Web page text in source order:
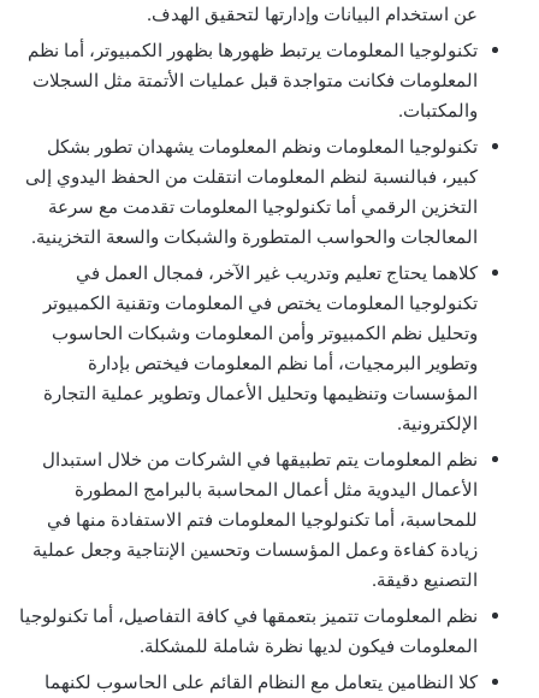
عن استخدام البيانات وإدارتها لتحقيق الهدف.
تكنولوجيا المعلومات يرتبط ظهورها بظهور الكمبيوتر، أما نظم
المعلومات فكانت متواجدة قبل عمليات الأتمتة مثل السجلات
والمكتبات.
تكنولوجيا المعلومات ونظم المعلومات يشهدان تطور بشكل
كبير، فبالنسبة لنظم المعلومات انتقلت من الحفظ اليدوي إلى
التخزين الرقمي أما تكنولوجيا المعلومات تقدمت مع سرعة
المعالجات والحواسب المتطورة والشبكات والسعة التخزينية.
كلاهما يحتاج تعليم وتدريب غير الآخر، فمجال العمل في
تكنولوجيا المعلومات يختص في المعلومات وتقنية الكمبيوتر
وتحليل نظم الكمبيوتر وأمن المعلومات وشبكات الحاسوب
وتطوير البرمجيات، أما نظم المعلومات فيختص بإدارة
المؤسسات وتنظيمها وتحليل الأعمال وتطوير عملية التجارة
الإلكترونية.
نظم المعلومات يتم تطبيقها في الشركات من خلال استبدال
الأعمال اليدوية مثل أعمال المحاسبة بالبرامج المطورة
للمحاسبة، أما تكنولوجيا المعلومات فتم الاستفادة منها في
زيادة كفاءة وعمل المؤسسات وتحسين الإنتاجية وجعل عملية
التصنيع دقيقة.
نظم المعلومات تتميز بتعمقها في كافة التفاصيل، أما تكنولوجيا
المعلومات فيكون لديها نظرة شاملة للمشكلة.
كلا النظامين يتعامل مع النظام القائم على الحاسوب لكنهما